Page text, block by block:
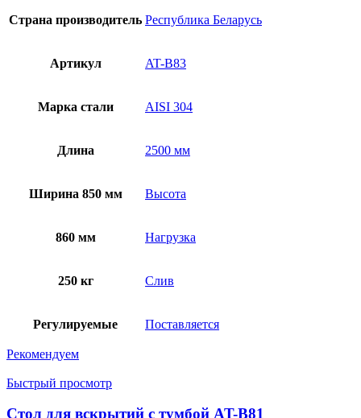
Страна производитель Республика Беларусь
Артикул AT-B83
Марка стали AISI 304
Длина 2500 мм
Ширина 850 мм Высота
860 мм Нагрузка
250 кг Слив
Регулируемые Поставляется
Рекомендуем
Быстрый просмотр
Стол для вскрытий с тумбой AT-B81